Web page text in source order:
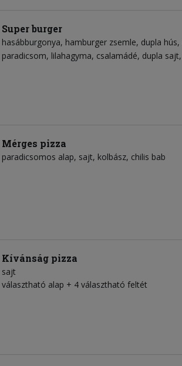
Super burger
hasábburgonya hamburger zsemle dupla hús
paradicsom lilahagyma csalamádé dupla sajt
Mérges pizza
paradicsomos alap sajt kolbász chilis bab
Kívánság pizza
sajt
választható alap + 4 választható feltét